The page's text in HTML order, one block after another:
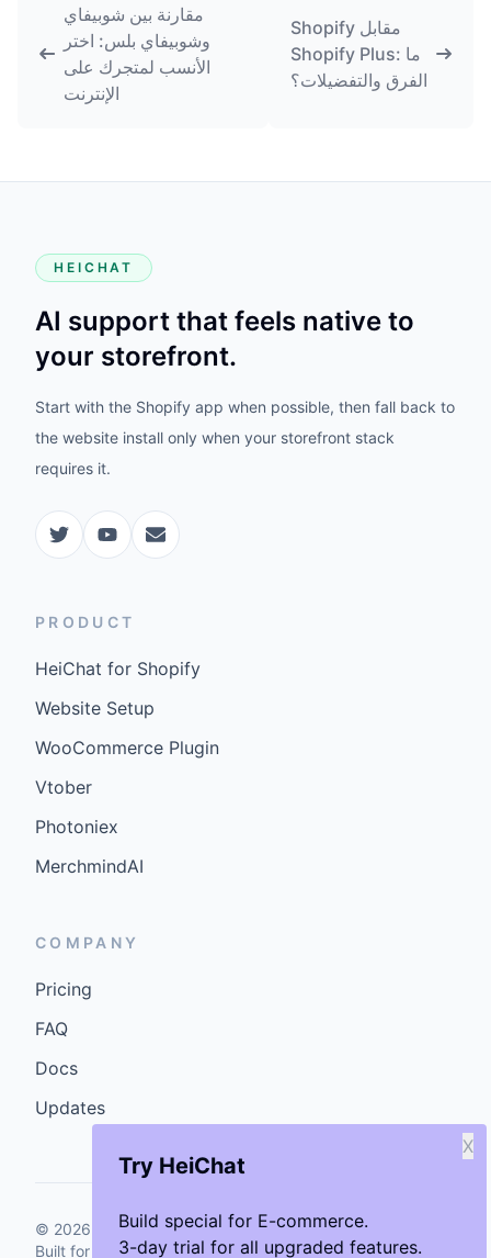
Try HeiChat
Build special for E-commerce.
3-day trial for all upgraded features.
X
مقارنة بين شوبيفاي
وشوبيفاي بلس: اختر
الأنسب لمتجرك على
الإنترنت
Shopify مقابل
Shopify Plus: ما
الفرق والتفضيلات؟
HEICHAT
AI support that feels native to
your storefront.
Start with the Shopify app when possible, then fall back to
the website install only when your storefront stack
requires it.
PRODUCT
HeiChat for Shopify
Website Setup
WooCommerce Plugin
Vtober
Photoniex
MerchmindAI
COMPANY
Pricing
FAQ
Docs
Updates
© 2026 GenCybers Inc. All rights reserved.
Built for storefronts that want faster answers and cleaner